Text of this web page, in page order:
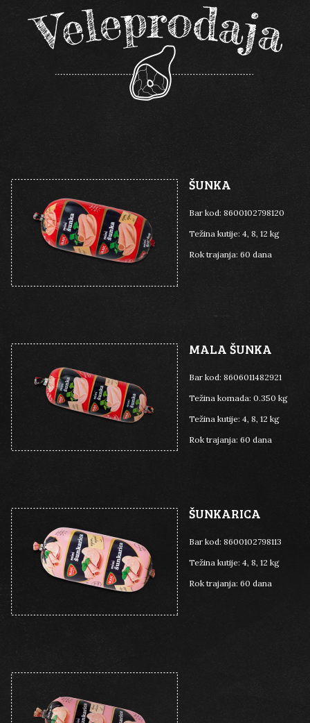
DIMLJENI
TRAJNI
DIMLJENI
TRAJNI
ŠUNKA
Bar kod: 8600102798120
Težina kutije: 4, 8, 12 kg
Rok trajanja: 60 dana
MALA ŠUNKA
Bar kod: 8606011482921
Težina komada: 0.350 kg
Težina kutije: 4, 8, 12 kg
Rok trajanja: 60 dana
ŠUNKARICA
Bar kod: 8600102798113
Težina kutije: 4, 8, 12 kg
Rok trajanja: 60 dana